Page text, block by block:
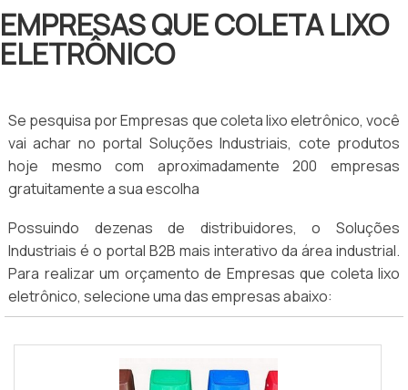
EMPRESAS QUE COLETA LIXO
ELETRÔNICO
Se pesquisa por Empresas que coleta lixo eletrônico, você
vai achar no portal Soluções Industriais, cote produtos
hoje mesmo com aproximadamente 200 empresas
gratuitamente a sua escolha
Possuindo dezenas de distribuidores, o Soluções
Industriais é o portal B2B mais interativo da área industrial.
Para realizar um orçamento de Empresas que coleta lixo
eletrônico, selecione uma das empresas abaixo: